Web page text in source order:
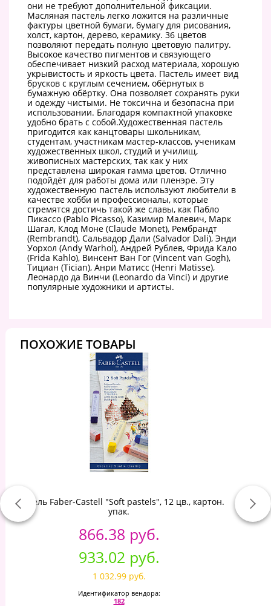
они не требуют дополнительной фиксации.
Масляная пастель легко ложится на различные
фактуры цветной бумаги, бумагу для рисования,
холст, картон, дерево, керамику. 36 цветов
позволяют передать полную цветовую палитру.
Высокое качество пигментов и связующего
обеспечивает низкий расход материала, хорошую
укрывистость и яркость цвета. Пастель имеет вид
брусков с круглым сечением, обёрнутых в
бумажную обёртку. Она позволяет сохранять руки
и одежду чистыми. Не токсична и безопасна при
использовании. Благодаря компактной упаковке
удобно брать с собой.Художественная пастель
пригодится как канцтовары школьникам,
студентам, участникам мастер-классов, ученикам
художественных школ, студий и училищ,
живописных мастерских, так как у них
представлена широкая гамма цветов. Отлично
подойдёт для работы дома или пленэре. Эту
художественную пастель используют любители в
качестве хобби и профессионалы, которые
стремятся достичь такой же славы, как Пабло
Пикассо (Pablo Picasso), Казимир Малевич, Марк
Шагал, Клод Моне (Claude Monet), Рембрандт
(Rembrandt), Сальвадор Дали (Salvador Dali), Энди
Уорхол (Andy Warhol), Андрей Рублев, Фрида Кало
(Frida Kahlo), Винсент Ван Гог (Vincent van Gogh),
Тициан (Tician), Анри Матисс (Henri Matisse),
Леонардо да Винчи (Leonardo da Vinci) и другие
популярные художники и артисты.
ПОХОЖИЕ ТОВАРЫ
Пастель Faber-Castell "Soft pastels", 12 цв., картон.
упак.
866.38 руб.
933.02 руб.
1 032.99 руб.
Идентификатор вендора:
182